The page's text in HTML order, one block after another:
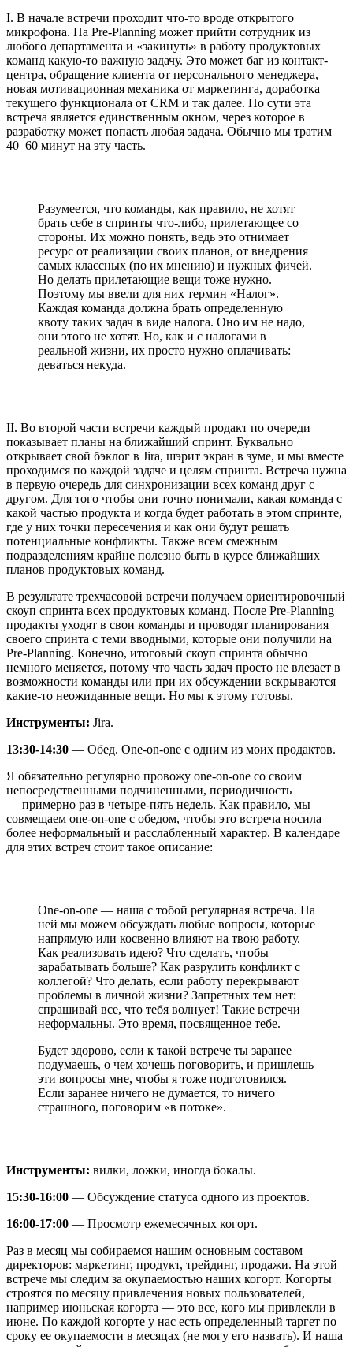
I. В начале встречи проходит что-то вроде открытого
микрофона. На Pre-Planning может прийти сотрудник из
любого департамента и «закинуть» в работу продуктовых
команд какую-то важную задачу. Это может баг из контакт-
центра, обращение клиента от персонального менеджера,
новая мотивационная механика от маркетинга, доработка
текущего функционала от CRM и так далее. По сути эта
встреча является единственным окном, через которое в
разработку может попасть любая задача. Обычно мы тратим
40–60 минут на эту часть.
Разумеется, что команды, как правило, не хотят
брать себе в спринты что-либо, прилетающее со
стороны. Их можно понять, ведь это отнимает
ресурс от реализации своих планов, от внедрения
самых классных (по их мнению) и нужных фичей.
Но делать прилетающие вещи тоже нужно.
Поэтому мы ввели для них термин «Налог».
Каждая команда должна брать определенную
квоту таких задач в виде налога. Оно им не надо,
они этого не хотят. Но, как и с налогами в
реальной жизни, их просто нужно оплачивать:
деваться некуда.
II. Во второй части встречи каждый продакт по очереди
показывает планы на ближайший спринт. Буквально
открывает свой бэклог в Jira, шэрит экран в зуме, и мы вместе
проходимся по каждой задаче и целям спринта. Встреча нужна
в первую очередь для синхронизации всех команд друг с
другом. Для того чтобы они точно понимали, какая команда с
какой частью продукта и когда будет работать в этом спринте,
где у них точки пересечения и как они будут решать
потенциальные конфликты. Также всем смежным
подразделениям крайне полезно быть в курсе ближайших
планов продуктовых команд.
В результате трехчасовой встречи получаем ориентировочный
скоуп спринта всех продуктовых команд. После Pre-Planning
продакты уходят в свои команды и проводят планирования
своего спринта с теми вводными, которые они получили на
Pre-Planning. Конечно, итоговый скоуп спринта обычно
немного меняется, потому что часть задач просто не влезает в
возможности команды или при их обсуждении вскрываются
какие-то неожиданные вещи. Но мы к этому готовы.
Инструменты: Jira.
13:30-14:30 — Обед. One-on-one с одним из моих продактов.
Я обязательно регулярно провожу one-on-one со своим
непосредственными подчиненными, периодичность
— примерно раз в четыре-пять недель. Как правило, мы
совмещаем one-on-one с обедом, чтобы это встреча носила
более неформальный и расслабленный характер. В календаре
для этих встреч стоит такое описание:
One-on-one — наша с тобой регулярная встреча. На
ней мы можем обсуждать любые вопросы, которые
напрямую или косвенно влияют на твою работу.
Как реализовать идею? Что сделать, чтобы
зарабатывать больше? Как разрулить конфликт с
коллегой? Что делать, если работу перекрывают
проблемы в личной жизни? Запретных тем нет:
спрашивай все, что тебя волнует! Такие встречи
неформальны. Это время, посвященное тебе.
Будет здорово, если к такой встрече ты заранее
подумаешь, о чем хочешь поговорить, и пришлешь
эти вопросы мне, чтобы я тоже подготовился.
Если заранее ничего не думается, то ничего
страшного, поговорим «в потоке».
Инструменты: вилки, ложки, иногда бокалы.
15:30-16:00 — Обсуждение статуса одного из проектов.
16:00-17:00 — Просмотр ежемесячных когорт.
Раз в месяц мы собираемся нашим основным составом
директоров: маркетинг, продукт, трейдинг, продажи. На этой
встрече мы следим за окупаемостью наших когорт. Когорты
строятся по месяцу привлечения новых пользователей,
например июньская когорта — это все, кого мы привлекли в
июне. По каждой когорте у нас есть определенный таргет по
сроку ее окупаемости в месяцах (не могу его назвать). И наша